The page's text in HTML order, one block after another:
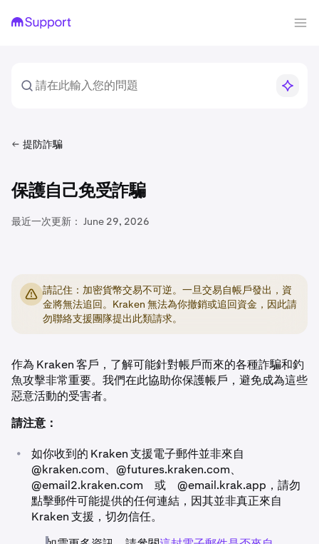
提防詐騙
保護自己免受詐騙
最近一次更新： June 29, 2026
請記住：加密貨幣交易不可逆。一旦交易自帳戶發出，資
金將無法追回。Kraken 無法為你撤銷或追回資金，因此請
勿聯絡支援團隊提出此類請求。
作為 Kraken 客戶，了解可能針對帳戶而來的各種詐騙和釣
魚攻擊非常重要。我們在此協助你保護帳戶，避免成為這些
惡意活動的受害者。
請注意：
•
如你收到的 Kraken 支援電子郵件並非來自
@kraken.com、@futures.kraken.com、
@email2.kraken.com 或 @email.krak.app， 請勿
點擊郵件可能提供的任何連結，因其並非真正來自
Kraken 支援，切勿信任。